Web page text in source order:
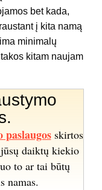
bet kada,
į kita namą
minimalų
kitam naujam
skirtos
daiktų kiekio
to ar tai būtų
namas.